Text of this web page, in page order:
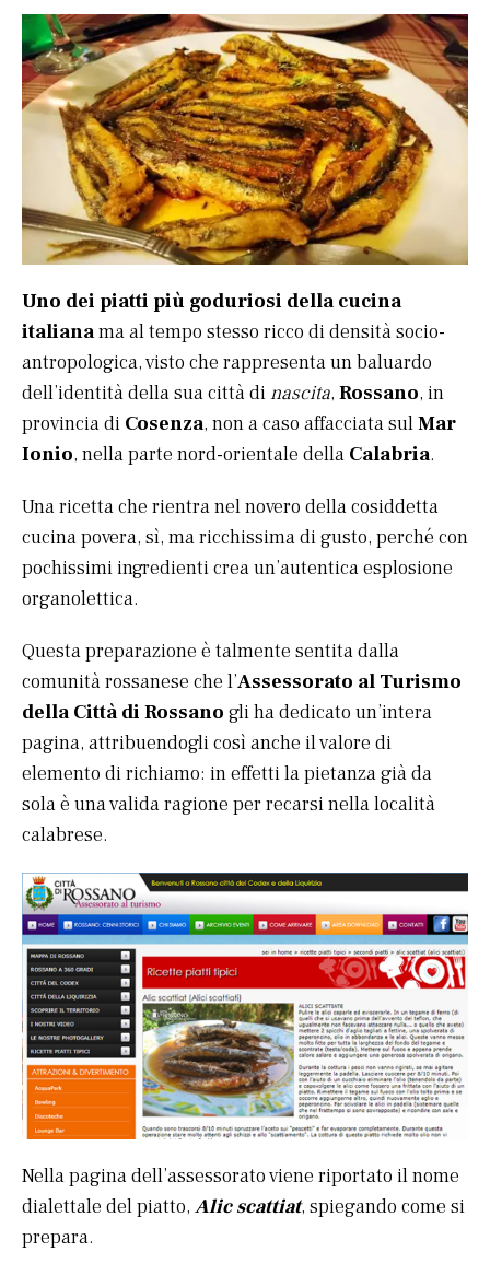
Uno dei piatti più goduriosi della cucina
italianama al tempo stesso ricco di densità socio-
antropologica, visto che rappresenta un baluardo
dell’identità della sua città dinascita, Rossano, in
provincia di Cosenza, non a caso affacciata sulMar
Ionio, nella parte nord-orientale della Calabria.
Una ricetta che rientra nel novero della cosiddetta
cucina povera, sì, ma ricchissima di gusto, perché con
pochissimi ingredienti crea un’autentica esplosione
organolettica.
Questa preparazione è talmente sentita dalla
comunità rossanese che l’Assessorato al Turismo
della Città di Rossano gli ha dedicato un’intera
pagina, attribuendogli così anche il valore di
elemento di richiamo: in effetti la pietanza già da
sola è una valida ragione per recarsi nella località
calabrese.
Nella pagina dell’assessorato viene riportato il nome
dialettale del piatto, Alic scattiat, spiegando come si
prepara.